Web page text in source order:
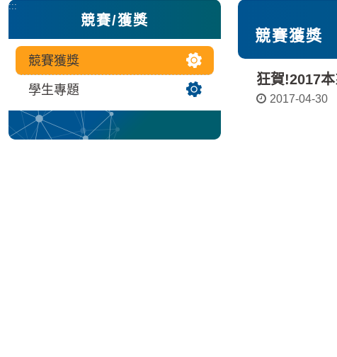
:::
競賽/獲獎
競賽獲獎
學生專題
競賽獲獎
狂賀!2017
2017-04-30